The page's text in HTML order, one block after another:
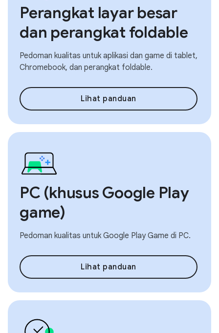
Perangkat layar besar
dan perangkat foldable
Pedoman kualitas untuk aplikasi dan game di tablet,
Chromebook, dan perangkat foldable.
Lihat panduan
PC (khusus Google Play
game)
Pedoman kualitas untuk Google Play Game di PC.
Lihat panduan